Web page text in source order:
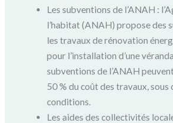
Les subventions de l’ANAH :
l’habitat (ANAH) propose des
les travaux de rénovation
pour l’installation d’une
subventions de l’ANAH
50 % du coût des travaux, sous
conditions.
Les aides des collectivités